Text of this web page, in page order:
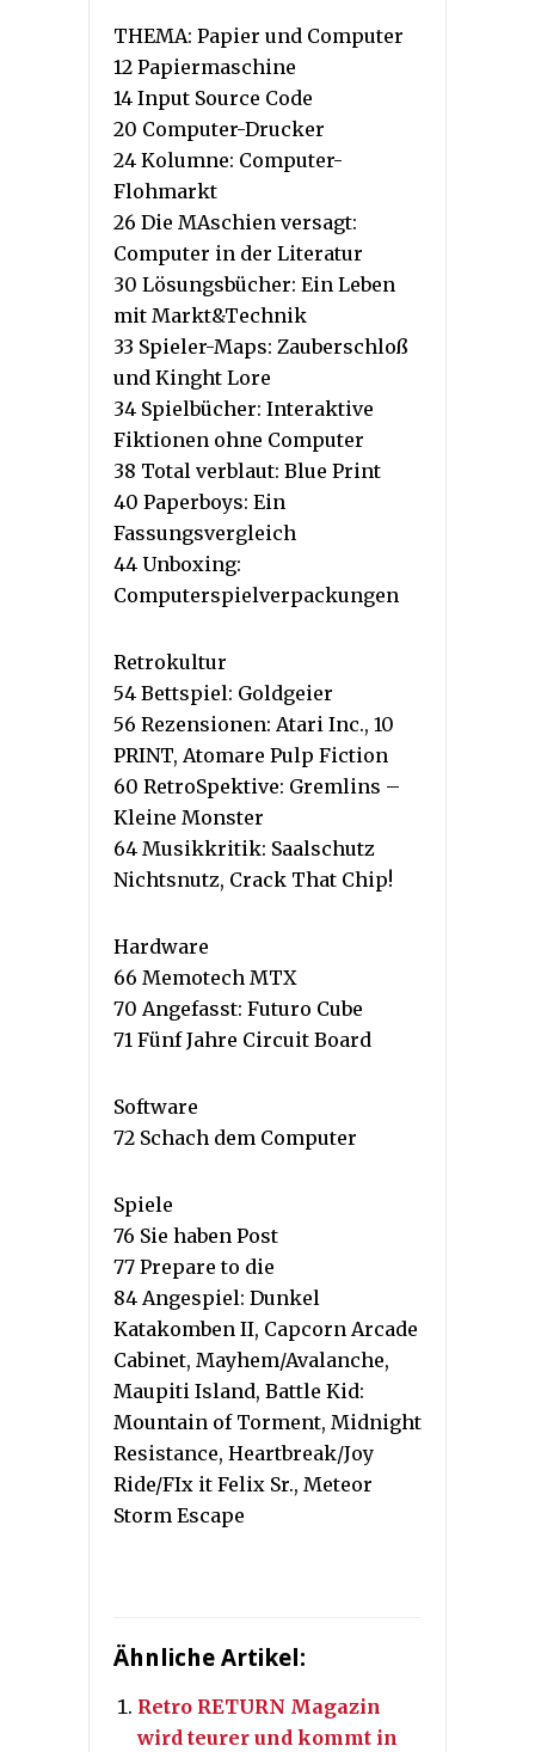
THEMA: Papier und Computer
12 Papiermaschine
14 Input Source Code
20 Computer-Drucker
24 Kolumne: Computer-
Flohmarkt
26 Die MAschien versagt:
Computer in der Literatur
30 Lösungsbücher: Ein Leben
mit Markt&Technik
33 Spieler-Maps: Zauberschloß
und Kinght Lore
34 Spielbücher: Interaktive
Fiktionen ohne Computer
38 Total verblaut: Blue Print
40 Paperboys: Ein
Fassungsvergleich
44 Unboxing:
Computerspielverpackungen
Retrokultur
54 Bettspiel: Goldgeier
56 Rezensionen: Atari Inc., 10
PRINT, Atomare Pulp Fiction
60 RetroSpektive: Gremlins –
Kleine Monster
64 Musikkritik: Saalschutz
Nichtsnutz, Crack That Chip!
Hardware
66 Memotech MTX
70 Angefasst: Futuro Cube
71 Fünf Jahre Circuit Board
Software
72 Schach dem Computer
Spiele
76 Sie haben Post
77 Prepare to die
84 Angespiel: Dunkel
Katakomben II, Capcorn Arcade
Cabinet, Mayhem/Avalanche,
Maupiti Island, Battle Kid:
Mountain of Torment, Midnight
Resistance, Heartbreak/Joy
Ride/FIx it Felix Sr., Meteor
Storm Escape
Ähnliche Artikel:
Retro RETURN Magazin
wird teurer und kommt in